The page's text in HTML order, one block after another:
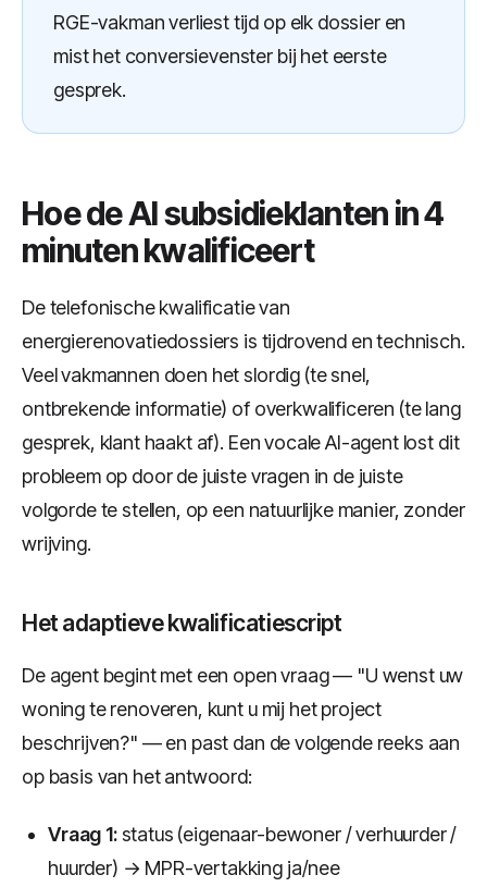
RGE-vakman verliest tijd op elk dossier en
mist het conversievenster bij het eerste
gesprek.
Hoe de AI subsidieklanten in 4
minuten kwalificeert
De telefonische kwalificatie van
energierenovatiedossiers is tijdrovend en technisch.
Veel vakmannen doen het slordig (te snel,
ontbrekende informatie) of overkwalificeren (te lang
gesprek, klant haakt af). Een vocale AI-agent lost dit
probleem op door de juiste vragen in de juiste
volgorde te stellen, op een natuurlijke manier, zonder
wrijving.
Het adaptieve kwalificatiescript
De agent begint met een open vraag — "U wenst uw
woning te renoveren, kunt u mij het project
beschrijven?" — en past dan de volgende reeks aan
op basis van het antwoord:
Vraag 1:status (eigenaar-bewoner / verhuurder /
huurder) → MPR-vertakking ja/nee